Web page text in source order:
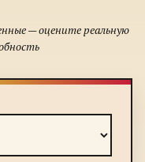
— оцените реальную